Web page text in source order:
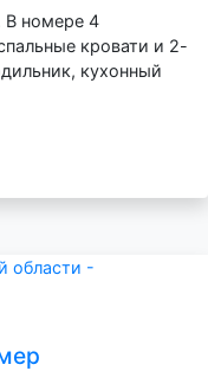
номере 4
кровати и 2-
кухонный